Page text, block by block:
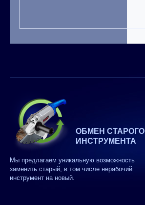
ОБМЕН СТАРОГО
ИНСТРУМЕНТА
Мы предлагаем уникальную возможность
заменить старый, в том числе нерабочий
инструмент на новый.